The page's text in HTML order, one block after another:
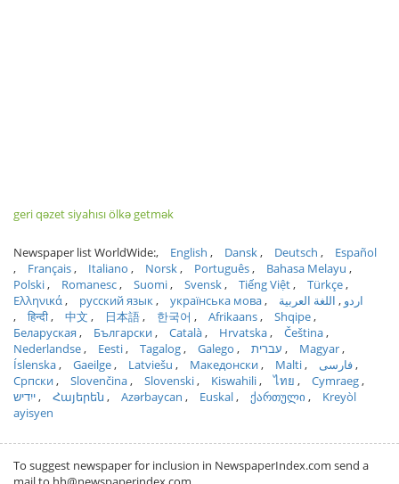
geri qəzet siyahısı ölkə getmək
Newspaper list WorldWide: English Dansk Deutsch
Español
Français
Italiano Norsk Português
Bahasa Melayu
Polski
Romanesc Suomi Svensk Tiếng Việt
Türkçe
Ελληνικά
русский язык українська мова اردو
اللغة العربية
हिन्दी
中文 日本語 한국어 Afrikaans
Shqipe
Беларуская
Български Català Hrvatska
Čeština
Nederlandse
Eesti Tagalog Galego עברית
Magyar
Íslenska
Gaeilge Latviešu Македонски Malti
فارسی
Српски
Slovenčina Slovenski Kiswahili ไทย
Cymraeg
ייִדיש
Հայերեն Azərbaycan Euskal ქართული
Kreyòl
ayisyen
To suggest newspaper for inclusion in NewspaperIndex.com send a